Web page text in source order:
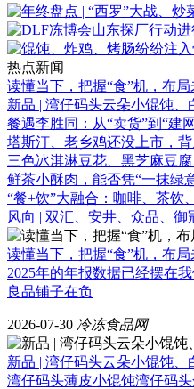
热点新闻
读懂当下，把握“食”机，布局
新品 | 湾仔码头云朵小馄饨、
餐遇李胜同：从“卖货”到“建
塔斯汀、老乡鸡还没上市，背
三色冰淇淋豆花、黑芝麻豆腐
鲜茶小酥肉，能否凭“一抹绿
“餐+饮”大融合：咖啡、茶饮
风向 | 双汇、安井、众品、御
读懂当下，把握“食”机，布
2025年的年报数据已经摆在
良品铺子在负
2026-07-30 冷冻食品网
新品 | 湾仔码头云朵小馄饨
湾仔码头薄皮小馄饨湾仔码